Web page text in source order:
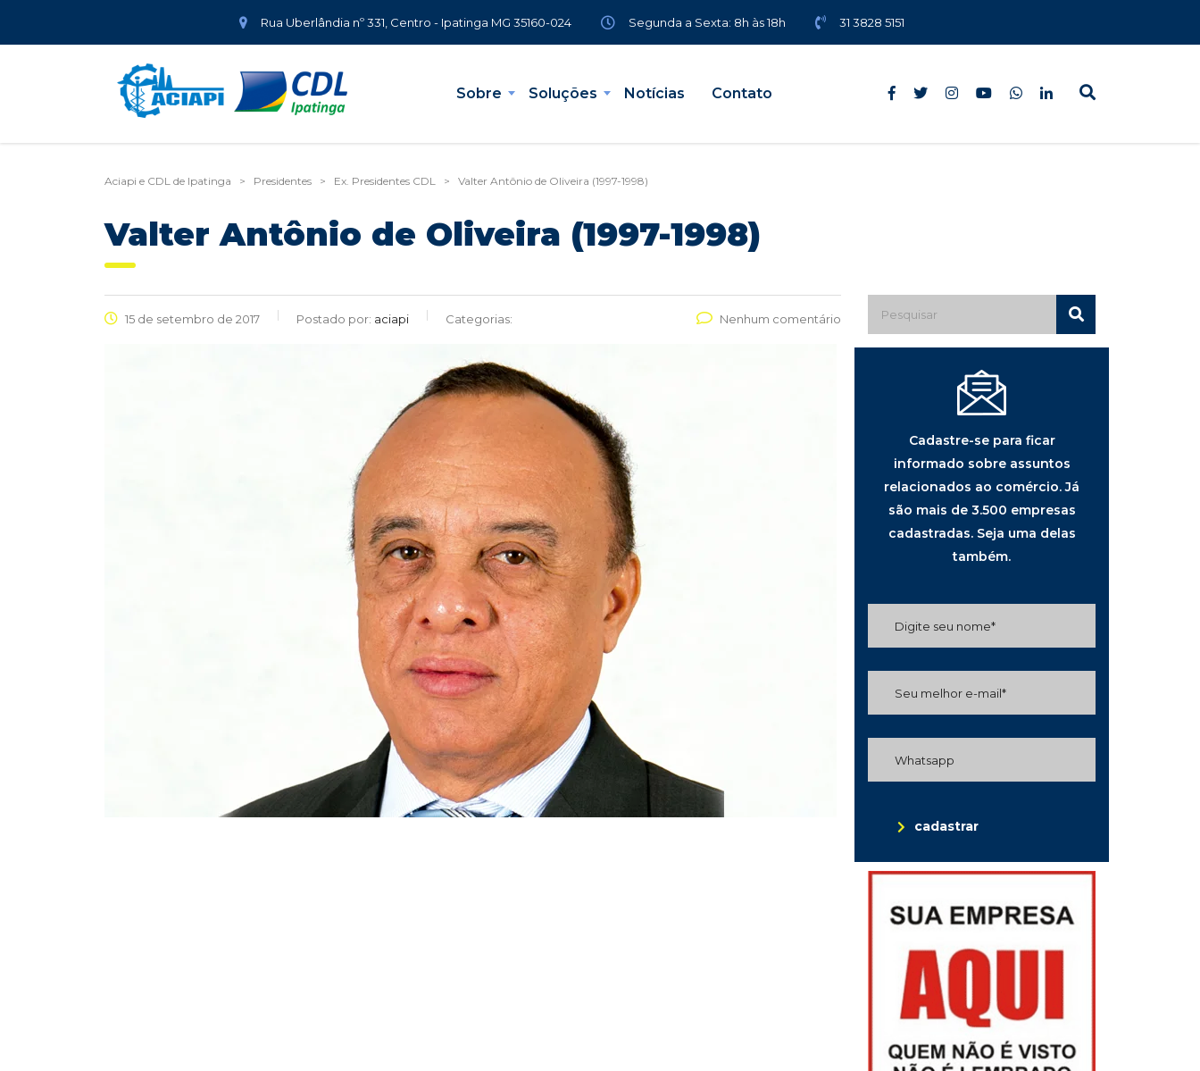
Rua Uberlândia nº 331, Centro - Ipatinga MG 35160-024 Segunda a Sexta: 8h às 18h 31 3828 5151
Sobre Soluções Notícias Contato
Aciapi e CDL de Ipatinga > Presidentes > Ex. Presidentes CDL > Valter Antônio de Oliveira (1997-1998)
Valter Antônio de Oliveira (1997-1998)
15 de setembro de 2017 Postado por: aciapi Categorias: Nenhum comentário
Cadastre-se para ficar
informado sobre assuntos
relacionados ao comércio. Já
são mais de 3.500 empresas
cadastradas. Seja uma delas
também.
cadastrar